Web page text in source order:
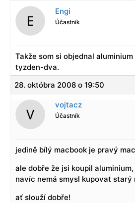
Engi
Účastník
Takže som si objednal
tyzden-dva.
28. októbra 2008 o 19:50
vojtacz
Účastník
jedině bílý macbook je pravý
ale dobře že jsi koupil
navíc nemá smysl kupovat starý
ať slouží dobře!